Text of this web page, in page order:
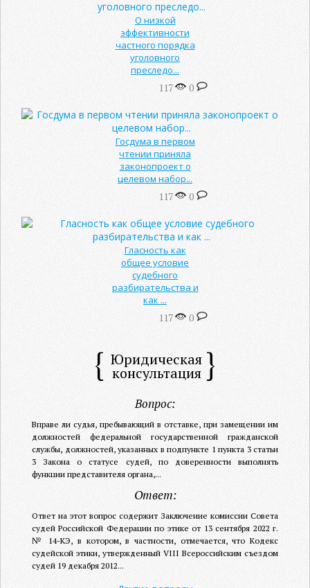
О низкой
эффективности
частного порядка
уголовного
преследо...
117 0
Госдума в первом
чтении приняла
законопроект о
целевом набор...
117 0
Гласность как
общее условие
судебного
разбирательства и
как ...
117 0
Юридическая
консультация
Вопрос:
Вправе ли судья, пребывающий в отставке, при замещении им
должностей федеральной государственной гражданской
службы, должностей, указанных в подпункте 1 пункта 3 статьи
3 Закона о статусе судей, по доверенности выполнять
функции представителя органа,...
Ответ:
Ответ на этот вопрос содержит Заключение комиссии Совета
судей Российской Федерации по этике от 13 сентября 2022 г.
№ 14-КЭ, в котором, в частности, отмечается, что Кодекс
судейской этики, утвержденный VIII Всероссийским съездом
судей 19 декабря 2012...